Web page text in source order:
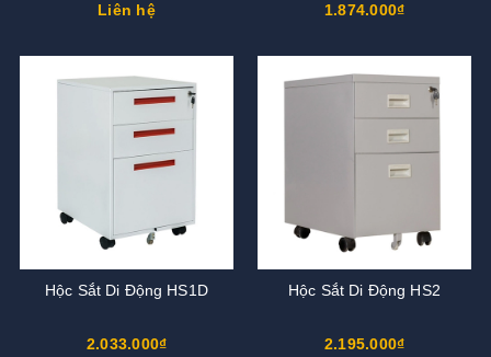
Liên hệ 1.874.000₫
Hộc Sắt Di Động HS1D
2.033.000₫
Hộc Sắt Di Động HS2
2.195.000₫